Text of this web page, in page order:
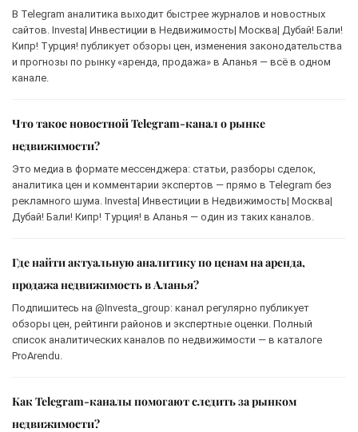
В Telegram аналитика выходит быстрее журналов и новостных
сайтов. Investa| Инвестиции в Недвижимость| Москва| Дубай! Бали!
Кипр! Турция! публикует обзоры цен, изменения законодательства
и прогнозы по рынку «аренда, продажа» в Аланья — всё в одном
канале.
Что такое новостной Telegram-канал о рынке
недвижимости?
Это медиа в формате мессенджера: статьи, разборы сделок,
аналитика цен и комментарии экспертов — прямо в Telegram без
рекламного шума. Investa| Инвестиции в Недвижимость| Москва|
Дубай! Бали! Кипр! Турция! в Аланья — один из таких каналов.
Где найти актуальную аналитику по ценам на аренда,
продажа недвижимость в Аланья?
Подпишитесь на @Investa_group: канал регулярно публикует
обзоры цен, рейтинги районов и экспертные оценки. Полный
список аналитических каналов по недвижимости — в каталоге
ProArendu.
Как Telegram-каналы помогают следить за рынком
недвижимости?